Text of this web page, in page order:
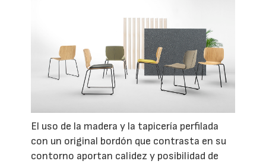
El uso de la madera y la tapicería perfilada
con un original bordón que contrasta en su
contorno aportan calidez y posibilidad de